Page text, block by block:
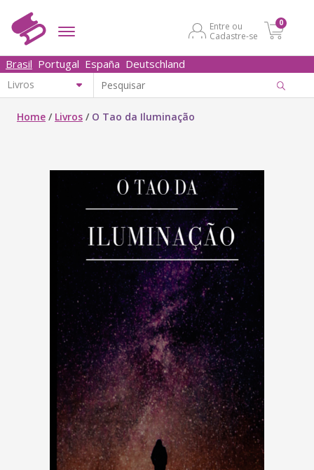
Entre ou
Cadastre-se
0
Brasil Portugal España Deutschland
Home / Livros / O Tao da Iluminação